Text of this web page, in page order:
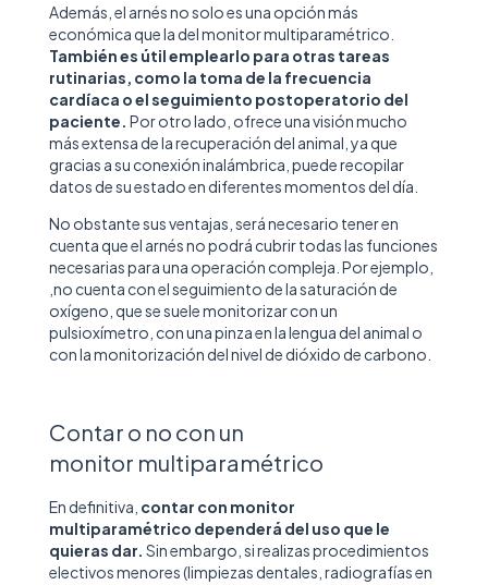
Además, el arnés no solo es una opción más
económica que la del monitor multiparamétrico.
También es útil emplearlo para otras tareas
rutinarias, como la toma de la frecuencia
cardíaca o el seguimiento postoperatorio del
paciente. Por otro lado, ofrece una visión mucho
más extensa de la recuperación del animal, ya que
gracias a su conexión inalámbrica, puede recopilar
datos de su estado en diferentes momentos del día.
No obstante sus ventajas, será necesario tener en
cuenta que el arnés no podrá cubrir todas las funciones
necesarias para una operación compleja. Por ejemplo,
,no cuenta con elseguimiento de la saturación de
oxígeno, que se suele monitorizar con un
pulsioxímetro, con una pinza en la lengua del animal o
con la monitorización del nivel de dióxido de carbono.
Contar o no con un
monitor multiparamétrico
En definitiva, contar con monitor
multiparamétrico dependerá del uso que le
quieras dar. Sin embargo, si realizas procedimientos
electivos menores (limpiezas dentales, radiografías en